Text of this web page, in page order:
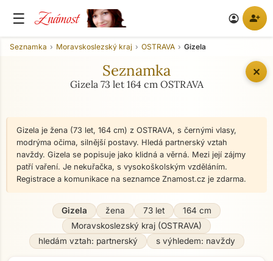
☰ Známost account_circle person_add
✕
Seznamka Moravskoslezský kraj OSTRAVA Gizela
Seznamka
Gizela 73 let 164 cm OSTRAVA
Gizela je žena (73 let, 164 cm) z OSTRAVA, s černými vlasy,
modrýma očima, silnější postavy. Hledá partnerský vztah
navždy. Gizela se popisuje jako klidná a věrná. Mezi její zájmy
patří vaření. Je nekuřačka, s vysokoškolským vzděláním.
Registrace a komunikace na seznamce Znamost.cz je zdarma.
Gizela žena 73 let
164 cm
Moravskoslezský kraj (OSTRAVA)
hledám vztah: partnerský
s výhledem: navždy